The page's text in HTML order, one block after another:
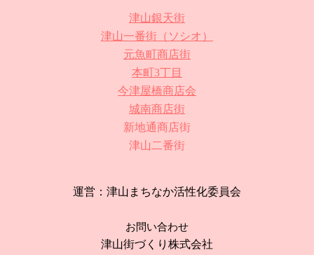
津山銀天街
津山一番街（ソシオ）
元魚町商店街
本町3丁目
今津屋橋商店会
城南商店街
新地通商店街
津山二番街
運営：津山まちなか活性化委員会
お問い合わせ
津山街づくり株式会社